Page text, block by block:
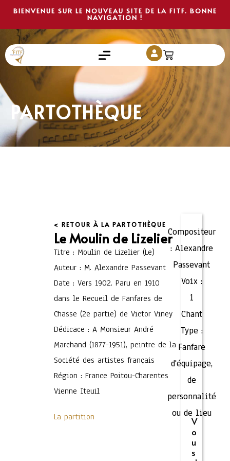
BIENVENUE SUR LE NOUVEAU SITE DE LA FITF. BONNE
NAVIGATION !
PARTOTHÈQUE
< RETOUR À LA PARTOTHÈQUE
Le Moulin de Lizelier
Titre : Moulin de Lizelier (Le)
Auteur : M. Alexandre Passevant
Date : Vers 1902. Paru en 1910
dans le Recueil de Fanfares de
Chasse (2e partie) de Victor Viney
Dédicace : A Monsieur André
Marchand (1877-1951), peintre de la
Société des artistes français
Région : France Poitou-Charentes
Vienne Iteuil
La partition
Compositeur
: Alexandre
Passevant
Voix :
1
Chant
Type :
Fanfare
d'équipage,
de
personnalité
ou de lieu
V
o
u
s